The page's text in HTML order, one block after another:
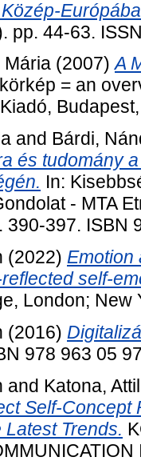
pp. 44-63.
Mária (2007)A
= an
and Bárdi,
és tudomány
In:
- MTA
390-397. ISBN
(2022) Emotion
self-
London;
(2016)
978 963 05
and Katona,
Self-
Trends.